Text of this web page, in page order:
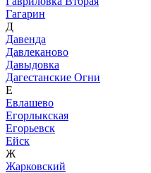
Гагарин
Д
Давенда
Давлеканово
Давыдовка
Дагестанские Огни
Е
Евлашево
Егорлыкская
Егорьевск
Ейск
Ж
Жарковский